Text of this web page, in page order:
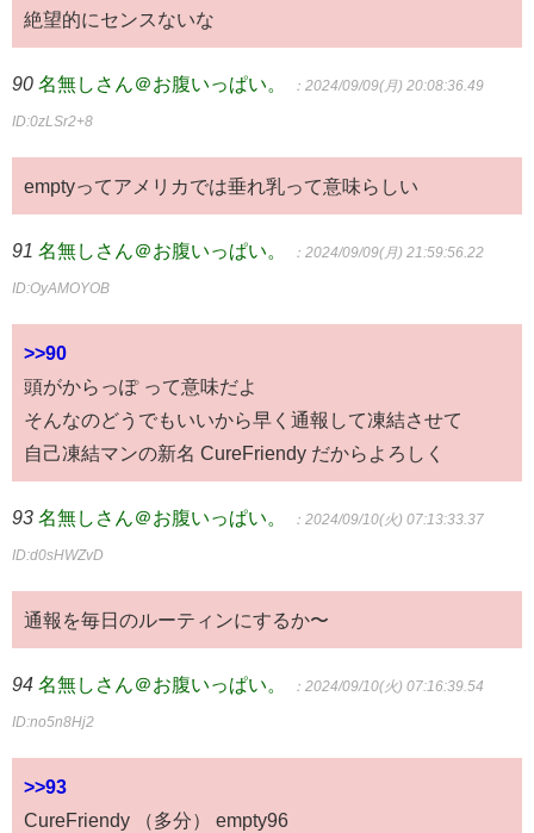
絶望的にセンスないな
90 名無しさん＠お腹いっぱい。 ：2024/09/09(月) 20:08:36.49
ID:0zLSr2+8
emptyってアメリカでは垂れ乳って意味らしい
91 名無しさん＠お腹いっぱい。 ：2024/09/09(月) 21:59:56.22
ID:OyAMOYOB
>>90
頭がからっぽ って意味だよ
そんなのどうでもいいから早く通報して凍結させて
自己凍結マンの新名 CureFriendy だからよろしく
93 名無しさん＠お腹いっぱい。 ：2024/09/10(火) 07:13:33.37
ID:d0sHWZvD
通報を毎日のルーティンにするか〜
94 名無しさん＠お腹いっぱい。 ：2024/09/10(火) 07:16:39.54
ID:no5n8Hj2
>>93
CureFriendy （多分） empty96